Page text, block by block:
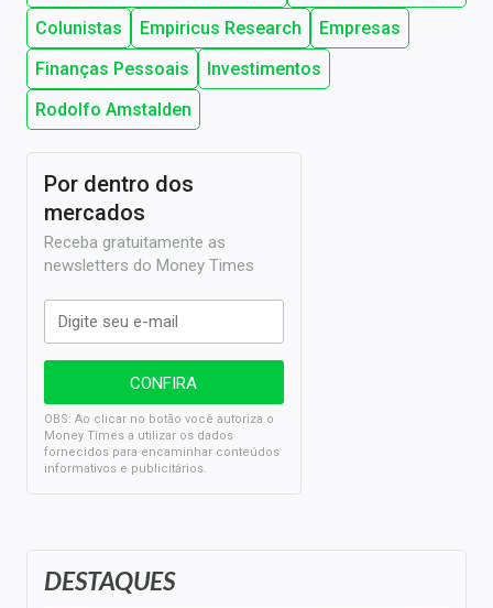
Colunistas
Empiricus Research
Empresas
Finanças Pessoais
Investimentos
Rodolfo Amstalden
DESTAQUES
Por dentro dos
mercados
Receba gratuitamente as
newsletters do Money Times
OBS: Ao clicar no botão você autoriza o
Money Times a utilizar os dados
fornecidos para encaminhar conteúdos
informativos e publicitários.